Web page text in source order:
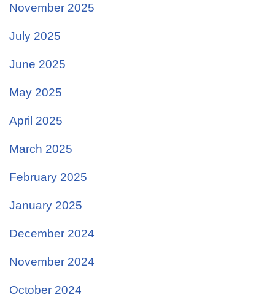
November 2025
July 2025
June 2025
May 2025
April 2025
March 2025
February 2025
January 2025
December 2024
November 2024
October 2024